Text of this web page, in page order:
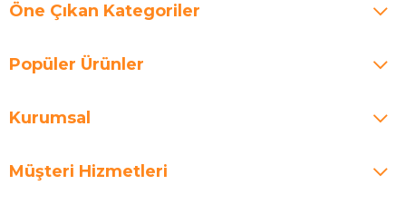
Öne Çıkan Kategoriler
Popüler Ürünler
Kurumsal
Müşteri Hizmetleri